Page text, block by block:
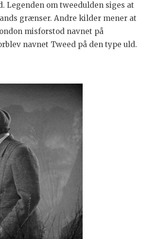
Legenden om tweedulden siges at
grænser. Andre kilder mener at
misforstod navnet på
navnet Tweed på den type uld.